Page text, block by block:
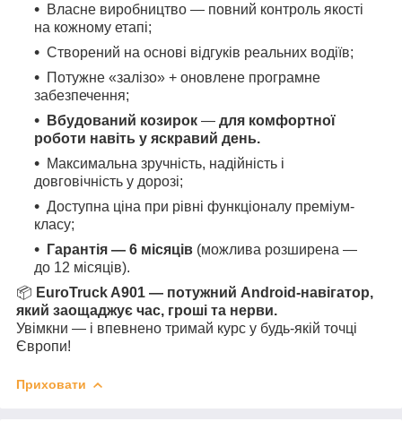
Власне виробництво — повний контроль якості
на кожному етапі;
Створений на основі відгуків реальних водіїв;
Потужне «залізо» + оновлене програмне
забезпечення;
Вбудований козирок — для комфортної
роботи навіть у яскравий день.
Максимальна зручність, надійність і
довговічність у дорозі;
Доступна ціна при рівні функціоналу преміум-
класу;
Гарантія — 6 місяців (можлива розширена —
до 12 місяців).
📦 EuroTruck A901 — потужний Android-навігатор,
який заощаджує час, гроші та нерви.
Увімкни — і впевнено тримай курс у будь-якій точці
Європи!
Приховати